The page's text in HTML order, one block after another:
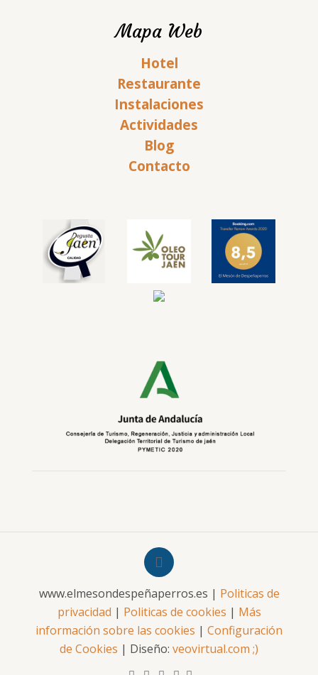
Mapa Web
Hotel
Restaurante
Instalaciones
Actividades
Blog
Contacto
www.elmesondespeñaperros.es | Politicas de
privacidad | Politicas de cookies | Más
información sobre las cookies | Configuración
de Cookies | Diseño: veovirtual.com ;)